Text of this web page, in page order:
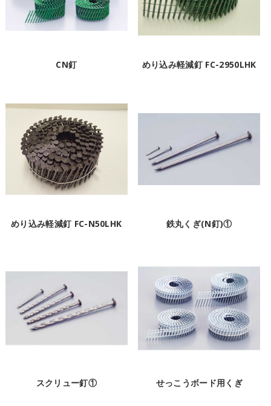
CN釘 めり込み軽減釘 FC-2950LHK
めり込み軽減釘 FC-N50LHK 鉄丸くぎ(N釘)①
スクリュー釘① せっこうボード用くぎ